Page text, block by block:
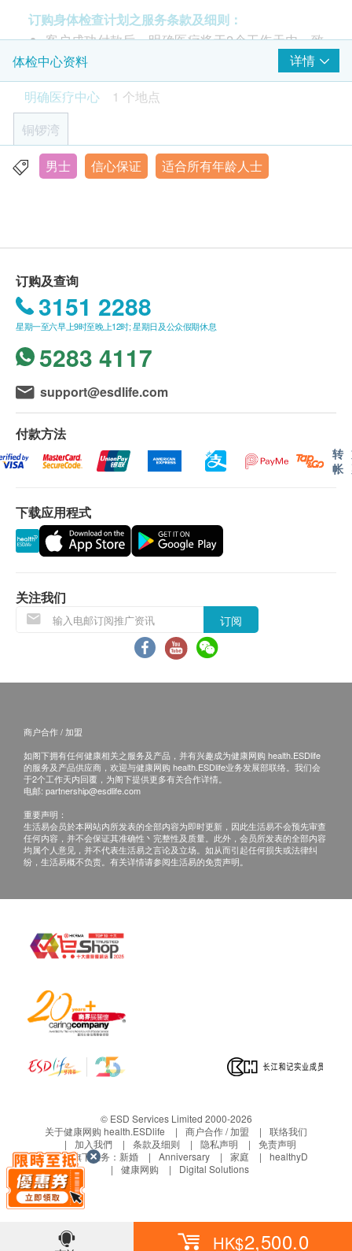
胸肺X光
2 基本项目
医生咨询
由医生详细讲解个人健康状况及提供意见
个人健康问卷
基本健康评估
体重
身高
体质指标
血压
脈搏
耳鼻喉咙
肺部及腹部
神经系统及皮肤
总胆固醇
高密度胆固醇
极低密度胆固醇
甘油三酯
肝功能
白蛋白球蛋白比例
白蛋白
谷丙转氨酶
谷草转氨酶
球蛋白
总蛋白质
总胆红素
肾功能
肌酸酐
钾
尿素
甲状腺素
血液检查
红血球平均血红素浓度
红血球计数
红血球分布寛度
方式，特别是关于吸烟、饮酒和体重的问题。此外，
它还考虑了早期检测肾脏、痛风、肝脏、癌症标记和
其他传染性疾病的情况。这些检测是根据不同年龄组
别出现的不同健康需求进行定制的，通常建议男性每
年进行一次检测，以发现可能出现的任何健康问题，
并及早治疗，保持良好的健康状态。
订购身体检查计划之服务条款及细则：
客户成功付款后，明确医疗将于2个工作天内，致
电客户预约时或客户亦可透过电话预约(Tel: 2155
1951 / 2155 2228)。
客户须于预约当天出示身份证及列印订购确认信确
认身份。
验身过程由医生及医护人员主理。
本体格检查计划有效期为6个月，客户必须于6个月
内(由确认付款日期起计)接受检查，逾期作废。
订购疫苗注射计划之服务条款及细则：
客户成功付款后，明确医疗将于2个工作天内，致
电客户预约时或客户亦可透过电话预约(Tel: 2155
1951 / 2155 2228)。
客户须于预约当天出示身份证及列印订购确认信确
认身份。
疫苗注射服务计划有效期为6个月，客户必须于6个
月内(由确认付款日期起计) 接受有关服务，客户需
提前1个月预约相关服务，逾期作废。 (请注意：加
有效期为1个月，客户必须于1个月内（由确认付款
日期起计）接种第一针，逾期作废。）
疫苗注射服务必须经医生评估是否适合进行疫苗注
为不适合注射疫苗，将需收取医生诊症费用
$300，余下差额将会退回。如有争议，健康网购
health.ESDlife及明确医疗中心将保留最后决定
免责声明：
所有健康检查/服务并非作为医务诊断或治疗用
途。当阁下身体健康出现任何疾病征兆时，应立即
咨询有认可资格的医生，作出诊断及治疗。
本服务/产品由商户提供。生活易【健康网购
health.ESDlife】并没有经营或提供本服务/产品。
有关此服务/产品的错漏或延误，或因使用此服务/
网购health.ESDlife概不负责。一切有关的索偿或
体检中心资料
详情
明确医疗中心
1 个地点
铜锣湾
香港铜锣湾轩尼诗道555号东角中心19楼2A室
男士 信心保证 适合所有年龄人士
HK$2,500.0
订购及查询
3151 2288
星期一至六早上9时至晚上12时; 星期日及公众假期休息
5283 4117
support@esdlife.com
付款方法
转
帐
下载应用程式
关注我们
订阅
商户合作 / 加盟
如阁下拥有任何健康相关之服务及产品，并有兴趣成为健康网购 health.ESDlife
的服务及产品供应商，欢迎与健康网购 health.ESDlife业务发展部联络。我们会
于2个工作天内回覆，为阁下提供更多有关合作详情。
电邮: partnership@esdlife.com
重要声明：
生活易会员於本网站内所发表的全部内容为即时更新，因此生活易不会预先审查
任何内容，并不会保证其准确性丶完整性及质量。此外，会员所发表的全部内容
均属个人意见，并不代表生活易之言论及立场。如从而引起任何损失或法律纠
纷，生活易概不负责。有关详情请参阅生活易的免责声明。
© ESD Services Limited 2000-2026
关于健康网购 health.ESDlife
商户合作 / 加盟
联络我们
加入我們
条款及细则 隐私声明
免责声明
生活易旗下业务： 新婚 Anniversary 家庭
healthyD
健康网购
Digital Solutions